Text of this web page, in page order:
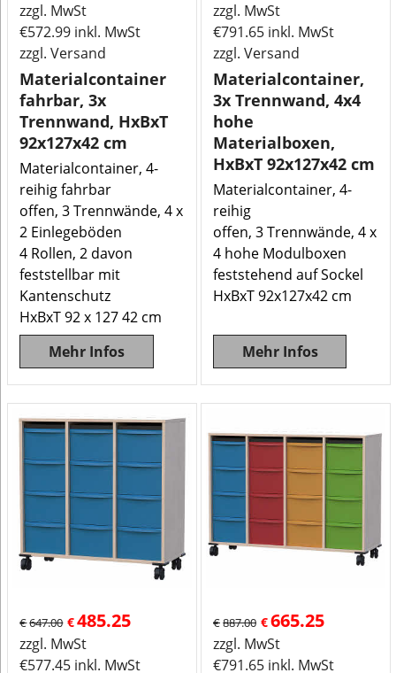
zzgl. MwSt
€572.99 inkl. MwSt
zzgl. Versand
Materialcontainer
fahrbar, 3x
Trennwand, HxBxT
92x127x42 cm
Materialcontainer, 4-
reihig fahrbar
offen, 3 Trennwände, 4 x
2 Einlegeböden
4 Rollen, 2 davon
feststellbar mit
Kantenschutz
HxBxT 92 x 127 42 cm
Mehr Infos
zzgl. MwSt
€791.65 inkl. MwSt
zzgl. Versand
Materialcontainer,
3x Trennwand, 4x4
hohe
Materialboxen,
HxBxT 92x127x42 cm
Materialcontainer, 4-
reihig
offen, 3 Trennwände, 4 x
4 hohe Modulboxen
feststehend auf Sockel
HxBxT 92x127x42 cm
Mehr Infos
€647.00 €485.25
zzgl. MwSt
€577.45 inkl. MwSt
€887.00 €665.25
zzgl. MwSt
€791.65 inkl. MwSt